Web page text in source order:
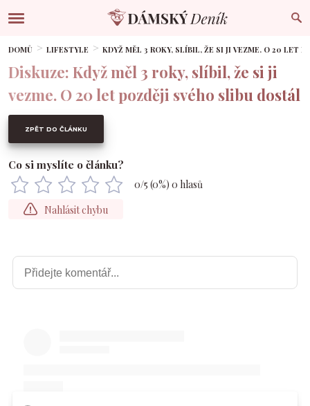
DOMŮ LIFESTYLE KDYŽ MĚL 3 ROKY, SLÍBIL, ŽE SI JI VEZME. O 20 LET
Diskuze: Když měl 3 roky, slíbil, že si ji
vezme. O 20 let později svého slibu dostál
ZPĚT DO ČLÁNKU
Co si myslíte o článku?
0/5 (0%) 0 hlasů
Nahlásit chybu